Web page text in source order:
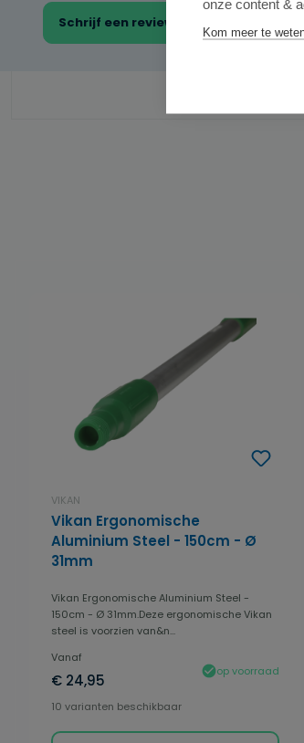
Schrijf een review
VIKAN
Vikan Ergonomische
Aluminium Steel - 150cm - Ø
31mm
Vikan Ergonomische Aluminium Steel -
150cm - Ø 31mm.Deze ergonomische Vikan
steel is voorzien van&n...
Vanaf
€ 24,95
op voorraad
10 varianten beschikbaar
onze content &
Kom meer te